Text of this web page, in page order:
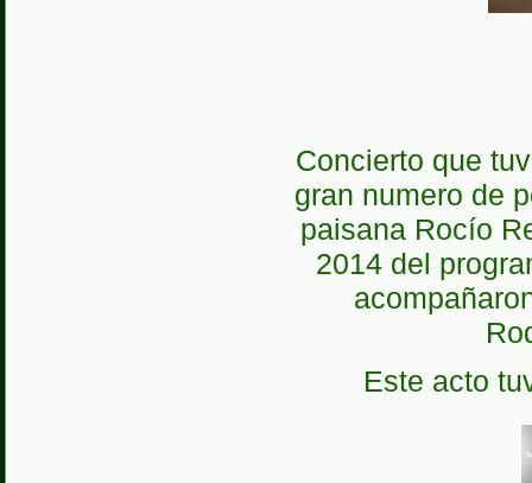
Concierto que
gran numero de
paisana Rocío
2014 del
Este acto